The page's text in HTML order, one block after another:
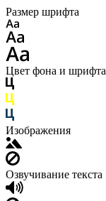
Размер шрифта
Цвет фона и шрифта
Изображения
Озвучивание текста